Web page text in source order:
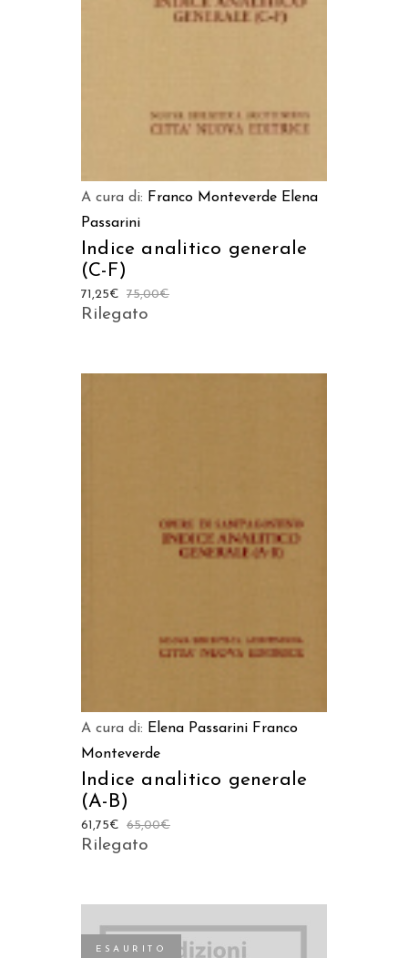
AGGIUNGI AL CARRELLO
A cura di: Franco Monteverde Elena
Passarini
Indice analitico generale
(C-F)
75,00€
71,25€
Rilegato
AGGIUNGI AL CARRELLO
A cura di: Elena Passarini Franco
Monteverde
Indice analitico generale
(A-B)
65,00€
61,75€
Rilegato
ESAURITO